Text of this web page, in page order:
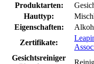
Produktarten:
Hauttyp:
Eigenschaften:
Zertifikate:
Gesichtsreiniger